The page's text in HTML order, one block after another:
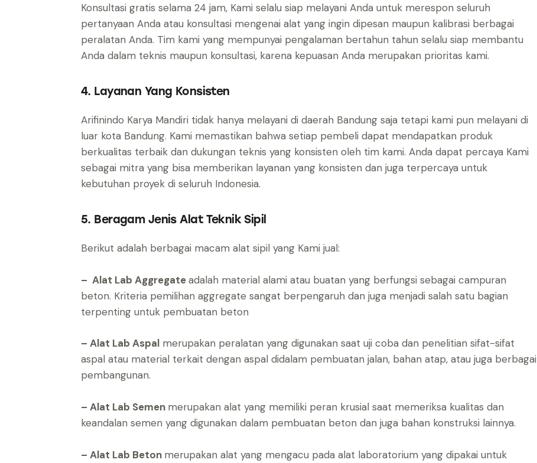
Konsultasi gratis selama 24 jam, Kami selalu siap melayani Anda untuk merespon seluruh
pertanyaan Anda atau konsultasi mengenai alat yang ingin dipesan maupun kalibrasi berbagai
peralatan Anda. Tim kami yang mempunyai pengalaman bertahun tahun selalu siap membantu
Anda dalam teknis maupun konsultasi, karena kepuasan Anda merupakan prioritas kami.
4. Layanan Yang Konsisten
Arifinindo Karya Mandiri tidak hanya melayani di daerah Bandung saja tetapi kami pun melayani di
luar kota Bandung. Kami memastikan bahwa setiap pembeli dapat mendapatkan produk
berkualitas terbaik dan dukungan teknis yang konsisten oleh tim kami. Anda dapat percaya Kami
sebagai mitra yang bisa memberikan layanan yang konsisten dan juga terpercaya untuk
kebutuhan proyek di seluruh Indonesia.
5. Beragam Jenis Alat Teknik Sipil
Berikut adalah berbagai macam alat sipil yang Kami jual:
– Alat Lab Aggregateadalah material alami atau buatan yang berfungsi sebagai campuran
beton. Kriteria pemilihan aggregate sangat berpengaruh dan juga menjadi salah satu bagian
terpenting untuk pembuatan beton
– Alat Lab Aspal merupakan peralatan yang digunakan saat uji coba dan penelitian sifat-sifat
aspal atau material terkait dengan aspal didalam pembuatan jalan, bahan atap, atau juga berbagai
pembangunan.
– Alat Lab Semen merupakan alat yang memiliki peran krusial saat memeriksa kualitas dan
keandalan semen yang digunakan dalam pembuatan beton dan juga bahan konstruksi lainnya.
– Alat Lab Beton merupakan alat yang mengacu pada alat laboratorium yang dipakai untuk